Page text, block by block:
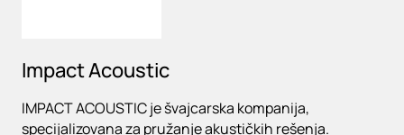
Impact Acoustic
IMPACT ACOUSTIC je švajcarska kompanija,
specijalizovana za pružanje akustičkih rešenja.